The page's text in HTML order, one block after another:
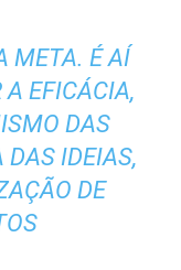
META. É AÍ
A EFICÁCIA,
DAS
DAS IDEIAS,
DE